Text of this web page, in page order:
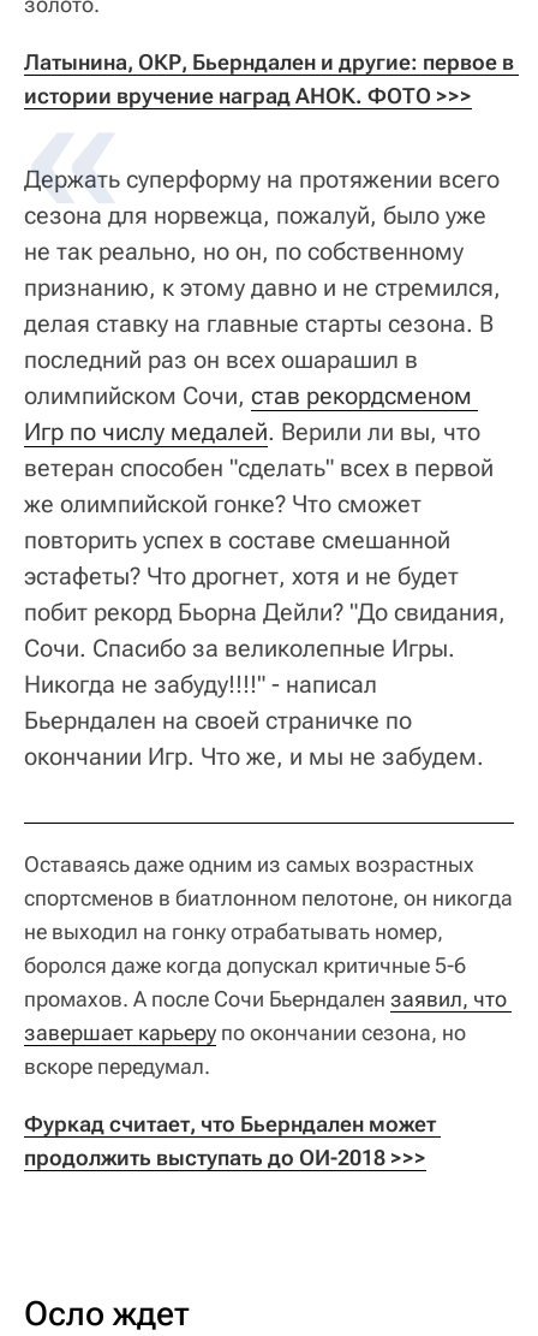
Латынина, ОКР, Бьерндален и другие: первое в
истории вручение наград АНОК. ФОТО >>>
Держать суперформу на протяжении всего
сезона для норвежца, пожалуй, было уже
не так реально, но он, по собственному
признанию, к этому давно и не стремился,
делая ставку на главные старты сезона. В
последний раз он всех ошарашил в
олимпийском Сочи, став рекордсменом
Игр по числу медалей. Верили ли вы, что
ветеран способен "сделать" всех в первой
же олимпийской гонке? Что сможет
повторить успех в составе смешанной
эстафеты? Что дрогнет, хотя и не будет
побит рекорд Бьорна Дейли? "До свидания,
Сочи. Спасибо за великолепные Игры.
Никогда не забуду!!!!" - написал
Бьерндален на своей страничке по
окончании Игр. Что же, и мы не забудем.
Оставаясь даже одним из самых возрастных
спортсменов в биатлонном пелотоне, он никогда
не выходил на гонку отрабатывать номер,
боролся даже когда допускал критичные 5-6
промахов. А после Сочи Бьерндален заявил, что
завершает карьеру по окончании сезона, но
вскоре передумал.
Фуркад считает, что Бьерндален может
продолжить выступать до ОИ-2018 >>>
Осло ждет